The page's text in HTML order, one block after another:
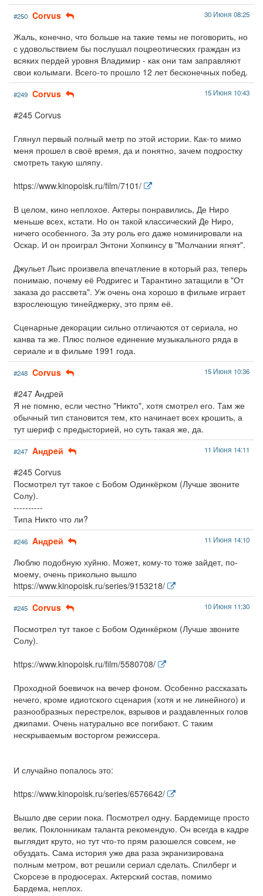
#250 Corvus 30 Июня 08:25
Жаль, конечно, что больше на такие темы не поговорить, но
с удовольствием бы послушал поцреотических граждан из
всяких пердей уровня Владимир - как они там заправляют
свои колымаги. Всего-то прошло 12 лет бесконечных побед.
#249 Corvus 15 Июня 10:43
#245 Corvus
Глянул первый полный метр по этой истории. Как-то мимо
меня прошел в своё время, да и понятно, зачем подростку
смотреть такую шляпу.
https://www.kinopoisk.ru/film/7101/
В целом, кино неплохое. Актеры понравились, Де Ниро
меньше всех, кстати. Но он такой классический Де Ниро,
ничего особенного. За эту роль его даже номинировали на
Оскар. И он проиграл Энтони Хопкинсу в "Молчании ягнят".
Джульет Льис произвела впечатление в который раз, теперь
понимаю, почему её Родригес и Тарантино затащили в "От
заказа до рассвета". Уж очень она хорошо в фильме играет
взрослеющую тинейджерку, это прям её.
Сценарные декорации сильно отличаются от сериала, но
канва та же. Плюс полное единение музыкального ряда в
сериале и в фильме 1991 года.
#248 Corvus 15 Июня 10:36
#247 Aндpeй
Я не помню, если честно "Никто", хотя смотрел его. Там же
обычный тип становится тем, кто начинает всех крошить, а
тут шериф с предысторией, но суть такая же, да.
#247 Aндpeй 11 Июня 14:11
#245 Corvus
Посмотрел тут такое с Бобом Одинкёрком (Лучше звоните
Солу).
----------
Типа Никто что ли?
#246 Aндpeй 11 Июня 14:10
Люблю подобную хуйню. Может, кому-то тоже зайдет, по-
моему, очень прикольно вышло
https://www.kinopoisk.ru/series/9153218/
#245 Corvus 10 Июня 11:30
Посмотрел тут такое с Бобом Одинкёрком (Лучше звоните
Солу).
https://www.kinopoisk.ru/film/5580708/
Проходной боевичок на вечер фоном. Особенно рассказать
нечего, кроме идиотского сценария (хотя и не линейного) и
разнообразных перестрелок, взрывов и раздавленных голов
джипами. Очень натурально все погибают. С таким
нескрываемым восторгом режиссера.
И случайно попалось это:
https://www.kinopoisk.ru/series/6576642/
Вышло две серии пока. Посмотрел одну. Бардемище просто
велик. Поклонникам таланта рекомендую. Он всегда в кадре
выглядит круто, но тут что-то прям разошелся совсем, не
обуздать. Сама история уже два раза экранизирована
полным метром, вот решили сериал сделать. Спилберг и
Скорсезе в продюсерах. Актерский состав, помимо
Бардема, неплох.